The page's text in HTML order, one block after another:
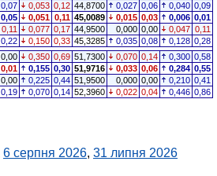
0,07 0,053 0,12 44,8700 0,027 0,06 0,040 0,09
0,05 0,051 0,11 45,0089 0,015 0,03 0,006 0,01
0,11 0,077 0,17 44,9500 0,000 0,00 0,047 0,11
0,22 0,150 0,33 45,3285 0,035 0,08 0,128 0,28
0,00 0,350 0,69 51,7300 0,070 0,14 0,300 0,58
0,01 0,155 0,30 51,9716 0,033 0,06 0,284 0,55
0,00 0,225 0,44 51,9500 0,000 0,00 0,210 0,41
0,19 0,070 0,14 52,3960 0,022 0,04 0,446 0,86
6 серпня 2026, 31 липня 2026